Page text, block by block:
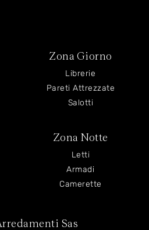
Zona Giorno
Librerie
Pareti Attrezzate
Salotti
Zona Notte
Letti
Armadi
Camerette
Sas